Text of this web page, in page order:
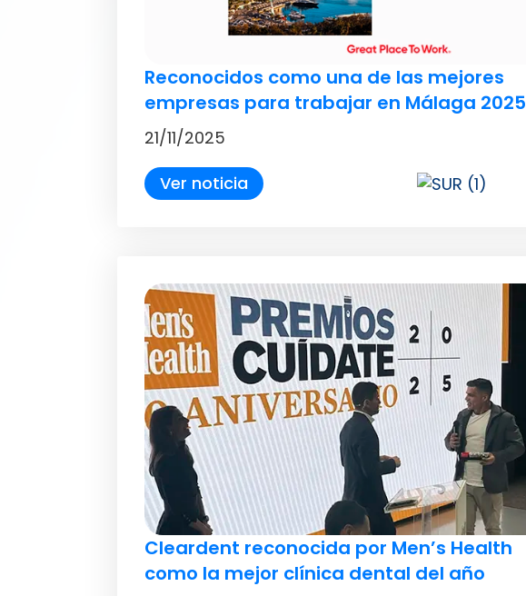
Reconocidos como una de las mejores
empresas para trabajar en Málaga 2025
21/11/2025
Ver noticia
Cleardent reconocida por Men’s Health
como la mejor clínica dental del año